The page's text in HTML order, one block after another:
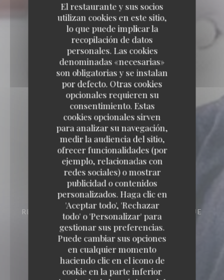
El restaurante y sus socios
utilizan cookies en este sitio,
lo que puede implicar la
recopilación de datos
personales. Las cookies
denominadas «necesarias»
son obligatorias y se instalan
por defecto. Otras cookies
opcionales requieren su
consentimiento. Estas
cookies opcionales sirven
para analizar su navegación,
medir la audiencia del sitio,
ofrecer funcionalidades (por
ejemplo, relacionadas con
redes sociales) o mostrar
publicidad o contenidos
personalizados. Haga clic en
'Aceptar todo', 'Rechazar
todo' o 'Personalizar' para
gestionar sus preferencias.
Puede cambiar sus opciones
en cualquier momento
haciendo clic en el icono de
cookie en la parte inferior
Loco by Jem's
RESTAURANTE GASTRONÓMICO
293 RUE
D'ORNANO 33000 BORDEAUX
Loco by Jem's